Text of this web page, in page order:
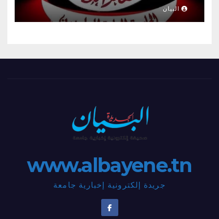
البيان
www.albayene.tn
جريدة إلكترونية إخبارية جامعة